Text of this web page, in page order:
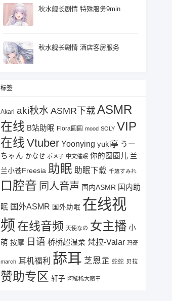
秋水舰长剧情 特殊服务9min
秋水舰长剧情 酒店客房服务
标签
Akari aki秋水ASMR下载ASMR
在线 B站助眠 Flora圆圆 mood SOLY VIP
在线 Vtuber Yoonying yuki亭 うー
ちゃん かなせ ポメ子 中文催眠 你的圈圈儿 兰
兰小苍Freesia 助眠 助眠下载 千歳すみれ
口腔音 同人音声 国内ASMR 国内助
眠 国外ASMR 国外助眠 在线视
频 在线音频 天使なの 女主播 小
萌 按摩 日语 桥桥超温柔 梵拉-Valar 玛奇
march 耳机福利 舔耳 芝恩㱏 蛇蛇 贝拉
赞助专区 轩子 阿稀稀大魔王